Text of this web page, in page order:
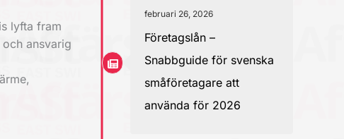
lyfta fram
ansvarig
februari 26, 2026
Företagslån –
Snabbguide för svenska
småföretagare att
använda för 2026